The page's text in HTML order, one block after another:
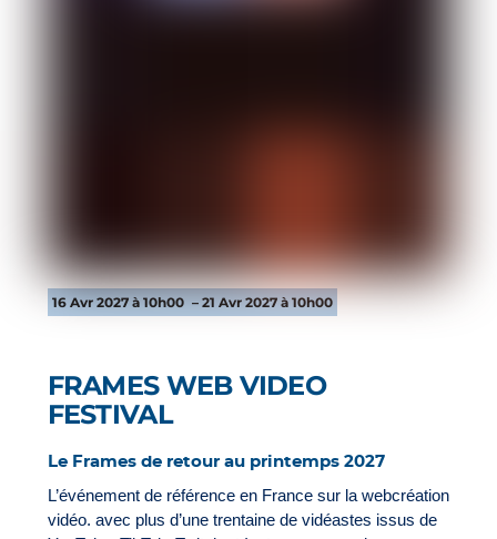
16 Avr 2027 à 10h00 – 21 Avr 2027 à 10h00
FRAMES WEB VIDEO
FESTIVAL
Le Frames de retour au printemps 2027
L’événement de référence en France sur la webcréation
vidéo. avec plus d’une trentaine de vidéastes issus de